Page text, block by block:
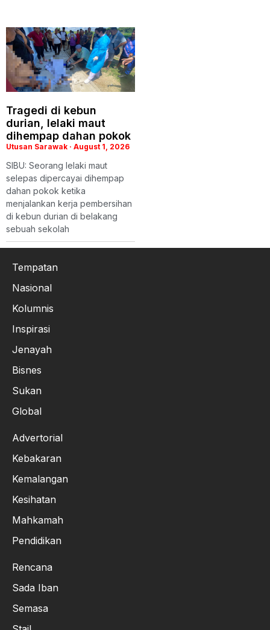
Tragedi di kebun
durian, lelaki maut
dihempap dahan pokok
Utusan Sarawak August 1, 2026
SIBU: Seorang lelaki maut
selepas dipercayai dihempap
dahan pokok ketika
menjalankan kerja pembersihan
di kebun durian di belakang
sebuah sekolah
Tempatan
Nasional
Kolumnis
Inspirasi
Jenayah
Bisnes
Sukan
Global
Advertorial
Kebakaran
Kemalangan
Kesihatan
Mahkamah
Pendidikan
Rencana
Sada Iban
Semasa